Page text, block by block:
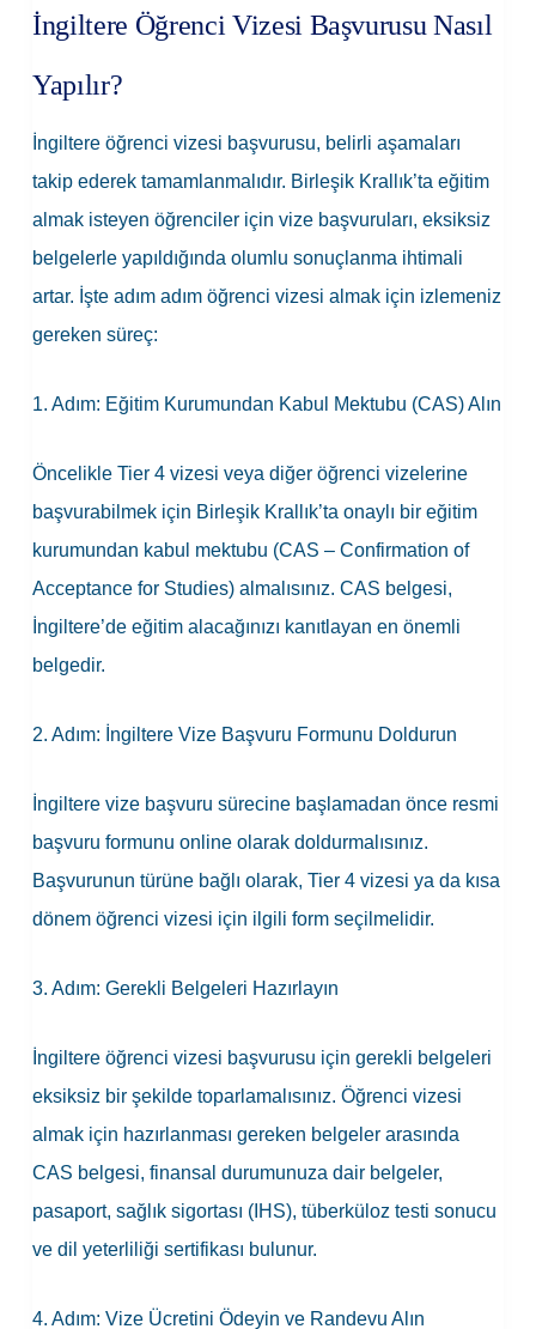
İngiltere Öğrenci Vizesi Başvurusu Nasıl
Yapılır?
İngiltere öğrenci vizesi başvurusu, belirli aşamaları
takip ederek tamamlanmalıdır. Birleşik Krallık’ta eğitim
almak isteyen öğrenciler için vize başvuruları, eksiksiz
belgelerle yapıldığında olumlu sonuçlanma ihtimali
artar. İşte adım adım öğrenci vizesi almak için izlemeniz
gereken süreç:
1. Adım: Eğitim Kurumundan Kabul Mektubu (CAS) Alın
Öncelikle Tier 4 vizesi veya diğer öğrenci vizelerine
başvurabilmek için Birleşik Krallık’ta onaylı bir eğitim
kurumundan kabul mektubu (CAS – Confirmation of
Acceptance for Studies) almalısınız. CAS belgesi,
İngiltere’de eğitim alacağınızı kanıtlayan en önemli
belgedir.
2. Adım: İngiltere Vize Başvuru Formunu Doldurun
İngiltere vize başvuru sürecine başlamadan önce resmi
başvuru formunu online olarak doldurmalısınız.
Başvurunun türüne bağlı olarak, Tier 4 vizesi ya da kısa
dönem öğrenci vizesi için ilgili form seçilmelidir.
3. Adım: Gerekli Belgeleri Hazırlayın
İngiltere öğrenci vizesi başvurusu için gerekli belgeleri
eksiksiz bir şekilde toparlamalısınız. Öğrenci vizesi
almak için hazırlanması gereken belgeler arasında
CAS belgesi, finansal durumunuza dair belgeler,
pasaport, sağlık sigortası (IHS), tüberküloz testi sonucu
ve dil yeterliliği sertifikası bulunur.
4. Adım: Vize Ücretini Ödeyin ve Randevu Alın